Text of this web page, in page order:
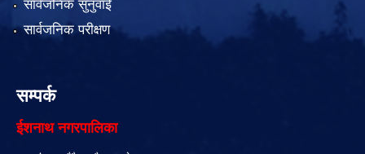
सार्वजनिक सुनुवाई
सार्वजनिक परीक्षण
सम्पर्क
ईशनाथ नगरपालिका